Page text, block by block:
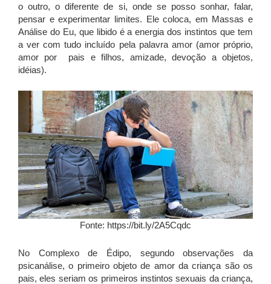
o outro, o diferente de si, onde se posso sonhar, falar,
pensar e experimentar limites. Ele coloca, em Massas e
Análise do Eu, que libido é a energia dos instintos que tem
a ver com tudo incluído pela palavra amor (amor próprio,
amor por pais e filhos, amizade, devoção a objetos,
idéias).
Fonte: https://bit.ly/2A5Cqdc
No Complexo de Édipo, segundo observações da
psicanálise, o primeiro objeto de amor da criança são os
pais, eles seriam os primeiros instintos sexuais da criança,